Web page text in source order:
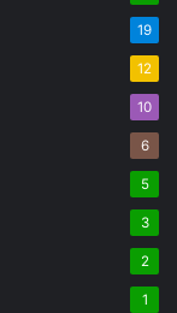
19
12
10
6
5
3
2
1